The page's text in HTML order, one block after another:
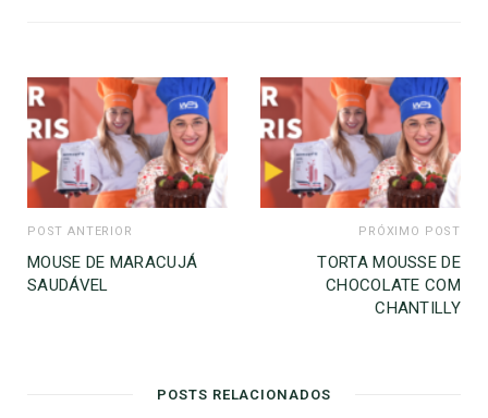
POST ANTERIOR
MOUSE DE MARACUJÁ
SAUDÁVEL
PRÓXIMO POST
TORTA MOUSSE DE
CHOCOLATE COM
CHANTILLY
POSTS RELACIONADOS